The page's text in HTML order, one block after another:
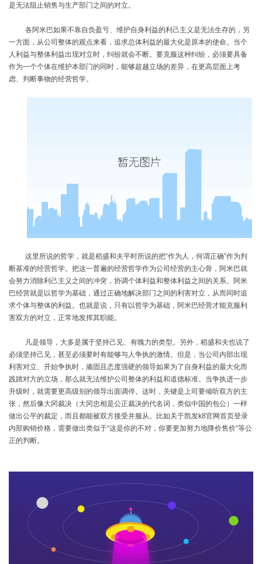
是无法阻止销售与生产部门之间的对立。
各阿米巴如果不靠自负盈亏、维护自身利益的利己主义是无法生存的，另
一方面，从公司整体的观点来看，追求总体利益的最大化是原本的使命。当个
人利益与整体利益出现对立时，纠纷就会不断。要克服这种纠纷，必须要具备
作为一个个体在维护本部门的同时，能够超越立场的差异，在更高层面上考
虑、判断事物的经营哲学。
这里所说的哲学，就是稻盛和夫平时所说的把“作为人，何谓正确”作为判
断基准的经营哲学。把这一普遍的经营哲学作为公司经营的主心骨，阿米巴就
会努力消除利己主义之间的冲突，协调个体利益和整体利益之间的关系。阿米
巴经营就是以哲学为基础，通过正确地解决部门之间的利害对立，从而同时追
求个体与整体的利益。也就是说，只有以哲学为基础，阿米巴经营才能克服利
害双方的对立，正常地发挥其职能。
凡是领导，大多是属于坚持己见、有魄力的类型。另外，稻盛和夫也说了
必须坚持己见，甚至必须要时有能够与人争执的激情。但是，当公司内部出现
利害对立、开始争执时，顽固且态度强硬的领导如果为了自身利益的最大化而
践踏对方的立场，那么就无法维护公司整体的利益和道德标准。当争执进一步
升级时，就需要更高级别的领导出面调停。这时，关键是上司要倾听双方的主
张，然后像大冈裁决（大冈忠相是公正裁决的代名词，类似中国的包公）一样
做出公平的裁定，而且都能被双方接受并服从。比如关于凯发k8官网首页登录
内部购销价格，需要做出类似于“这是你的不对，你要更加努力地降价售价”等公
正的判断。